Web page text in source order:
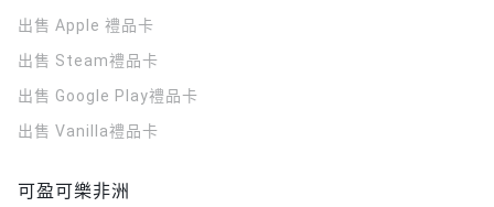
出售 Apple 禮品卡
出售 Steam禮品卡
出售 Google Play禮品卡
出售 Vanilla禮品卡
可盈可樂非洲